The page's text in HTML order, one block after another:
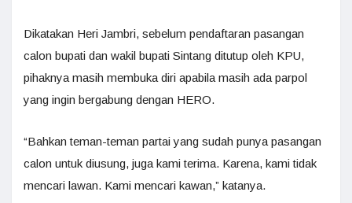
Dikatakan Heri Jambri, sebelum pendaftaran pasangan
calon bupati dan wakil bupati Sintang ditutup oleh KPU,
pihaknya masih membuka diri apabila masih ada parpol
yang ingin bergabung dengan HERO.
“Bahkan teman-teman partai yang sudah punya pasangan
calon untuk diusung, juga kami terima. Karena, kami tidak
mencari lawan. Kami mencari kawan,” katanya.